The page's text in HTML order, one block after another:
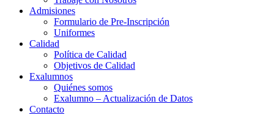
Admisiones
Formulario de Pre-Inscripción
Uniformes
Calidad
Política de Calidad
Objetivos de Calidad
Exalumnos
Quiénes somos
Exalumno – Actualización de Datos
Contacto